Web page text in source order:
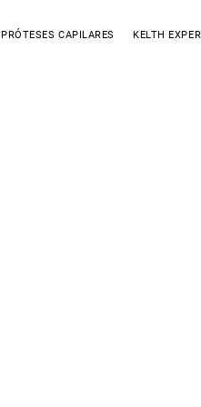
PRÓTESES CAPILARES KELTH